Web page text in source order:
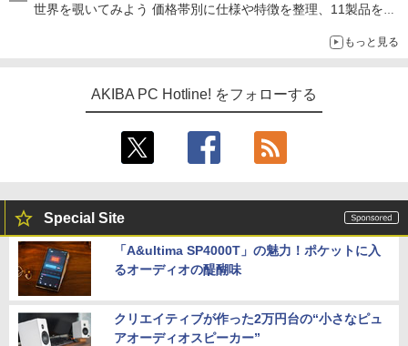
世界を覗いてみよう 価格帯別に仕様や特徴を整理、11製品をピ
もっと見る
AKIBA PC Hotline! をフォローする
Special Site
「A&ultima SP4000T」の魅力！ポケットに入
るオーディオの醍醐味
クリエイティブが作った2万円台の“小さなピュ
アオーディオスピーカー”